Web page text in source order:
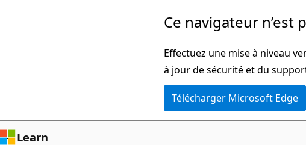
Ce navigateur n’est
Effectuez une mise à niveau
à jour de sécurité et du
Télécharger Microsoft Edge
Learn